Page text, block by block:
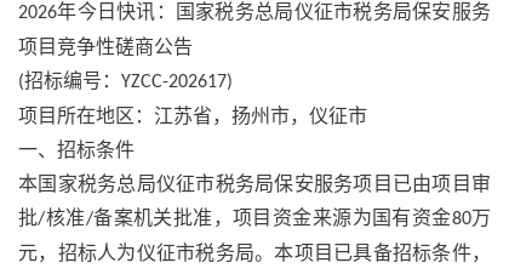
2026年今日快讯 ：国家税务总局仪征市税务局保安服务
项目竞争性磋商公告
(招标编号： YZCC-202617)
项目所在地区：江苏省，扬州市，仪征市
一、招标条件
本国家税务总局仪征市税务局保安服务项目已由项目审
批/核准/备案机关批准，项目资金来源为国有资金80万
元，招标人为仪征市税务局。本项目已具备招标条件，